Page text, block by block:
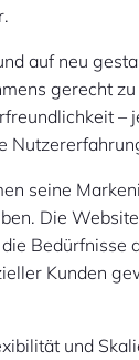
auf neu
gerecht
–
seine
Die
Bedürfnisse
Kunden
und